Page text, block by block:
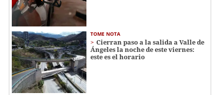
TOME NOTA
Cierran paso a la salida a Valle de
Ángeles la noche de este viernes:
este es el horario